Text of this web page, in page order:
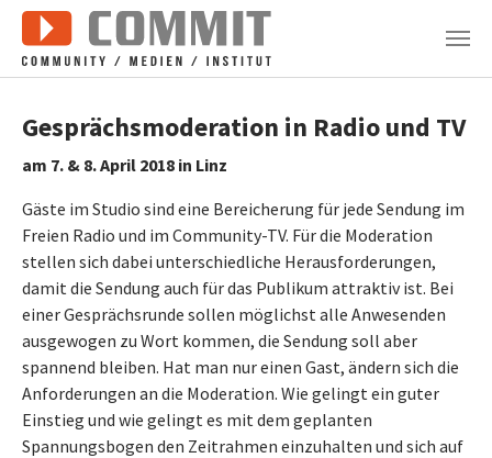
Zum Hauptinhalt springen
Gesprächsmoderation in Radio und TV
am 7. & 8. April 2018 in Linz
Gäste im Studio sind eine Bereicherung für jede Sendung im
Freien Radio und im Community-TV. Für die Moderation
stellen sich dabei unterschiedliche Herausforderungen,
damit die Sendung auch für das Publikum attraktiv ist. Bei
einer Gesprächsrunde sollen möglichst alle Anwesenden
ausgewogen zu Wort kommen, die Sendung soll aber
spannend bleiben. Hat man nur einen Gast, ändern sich die
Anforderungen an die Moderation. Wie gelingt ein guter
Einstieg und wie gelingt es mit dem geplanten
Spannungsbogen den Zeitrahmen einzuhalten und sich auf